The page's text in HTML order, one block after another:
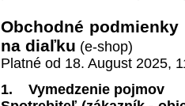
Obchodné podmienky
na diaľku (e-shop)
Platné od 18. August 2025,
1. Vymedzenie pojmov